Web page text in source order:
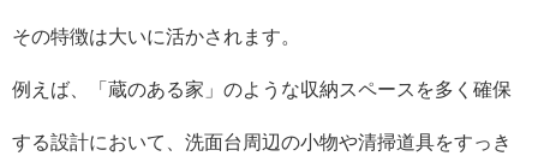
その特徴は大いに活かされます。
例えば、「蔵のある家」のような収納スペースを多く確保
する設計において、洗面台周辺の小物や清掃道具をすっき